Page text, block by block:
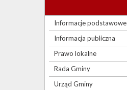
Informacje podstawowe
Informacja publiczna
Prawo lokalne
Rada Gminy
Urząd Gminy